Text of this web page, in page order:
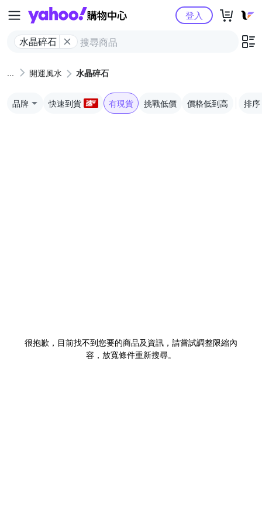
Yahoo購物中心
水晶碎石
登入
開運風水 水晶碎石
品牌 快速到貨 有現貨 挑戰低價 價格低到高 排序
很抱歉，目前找不到您要的商品及資訊，請嘗試調整限縮內
容，放寬條件重新搜尋。